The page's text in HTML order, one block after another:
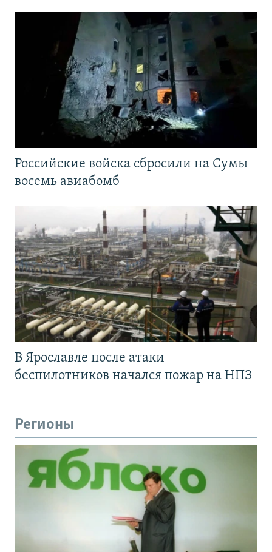
Российские войска сбросили на Сумы
восемь авиабомб
В Ярославле после атаки
беспилотников начался пожар на НПЗ
Регионы